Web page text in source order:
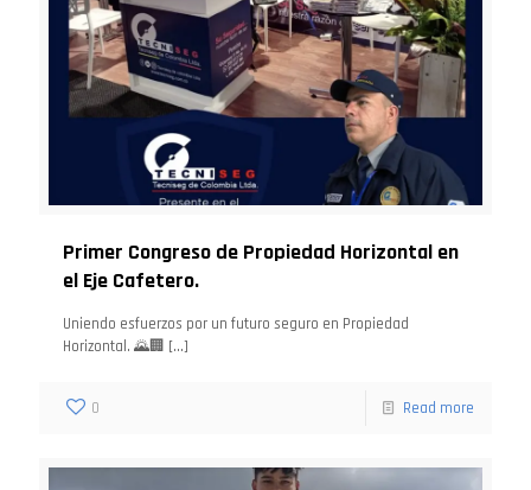
Primer Congreso de Propiedad Horizontal en
el Eje Cafetero.
Uniendo esfuerzos por un futuro seguro en Propiedad
Horizontal. 🌄🏢 […]
0 Read more